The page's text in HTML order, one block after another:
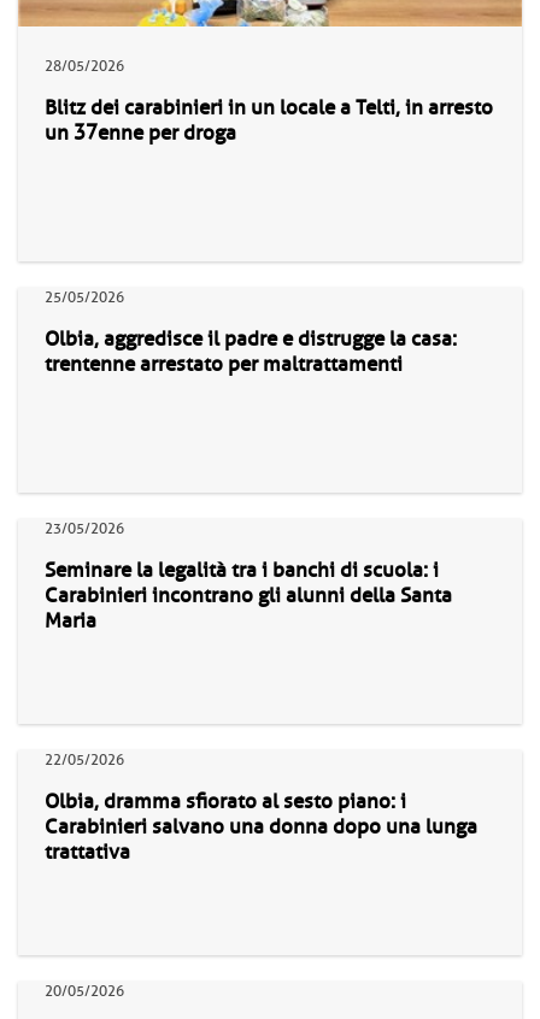
28/05/2026
Blitz dei carabinieri in un locale a Telti, in arresto
un 37enne per droga
25/05/2026
Olbia, aggredisce il padre e distrugge la casa:
trentenne arrestato per maltrattamenti
23/05/2026
Seminare la legalità tra i banchi di scuola: i
Carabinieri incontrano gli alunni della Santa
Maria
22/05/2026
Olbia, dramma sfiorato al sesto piano: i
Carabinieri salvano una donna dopo una lunga
trattativa
20/05/2026